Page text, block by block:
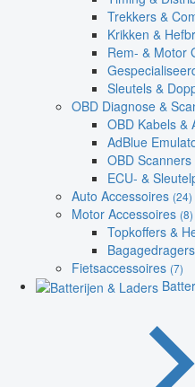
Trekkers &
Krikken &
Rem- & Motor
Sleutels &
OBD Diagnose &
OBD Kabels &
AdBlue
OBD
ECU- &
Auto Accessoires (24)
Motor Accessoires (8)
Topkoffers &
Fietsaccessoires (7)